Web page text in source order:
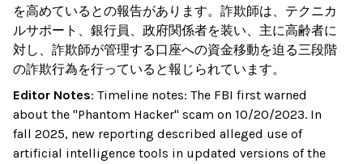
を高めているとの報告があります。詐欺師は、テクニカ
ルサポート、銀行員、政府関係者を装い、主に高齢者に
対し、詐欺師が管理する口座への資金移動を迫る三段階
の詐欺行為を行っていると報じられています。
Editor Notes: Timeline notes: The FBI first warned
about the "Phantom Hacker" scam on 10/20/2023. In
fall 2025, new reporting described alleged use of
artificial intelligence tools in updated versions of the